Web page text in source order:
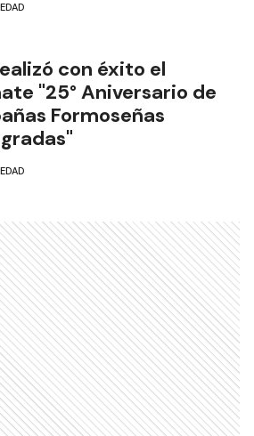
con éxito el
"25° Aniversario de
Formoseñas